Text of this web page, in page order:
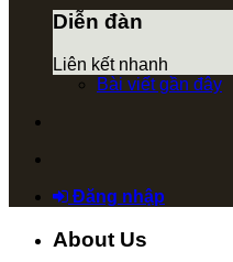
Diễn đàn
Liên kết nhanh
Bài viết gần đây
Đăng nhập
About Us